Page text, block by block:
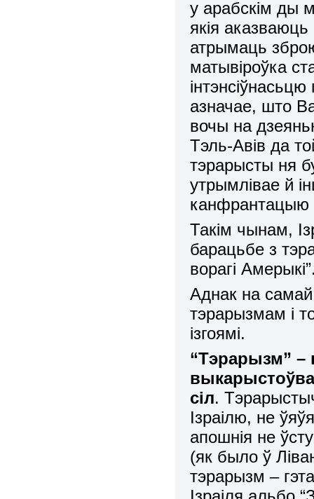
у арабскім ды
якія
атрымаць
матывіроўка
азначае, што
вочы на
Тэль-Авів да
тэрарысты ня
утрымлівае й
канфрантацыю з
Такім чынам,
барацьбе з
ворагі
Аднак на самай
тэрарызмам і
ізгоямі.
“Тэрарызм” –
сіл.
Ізраілю, не
апошнія не
(як было ў
тэрарызм –